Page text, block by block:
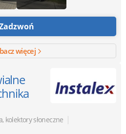
więcej
kolektory słoneczne |